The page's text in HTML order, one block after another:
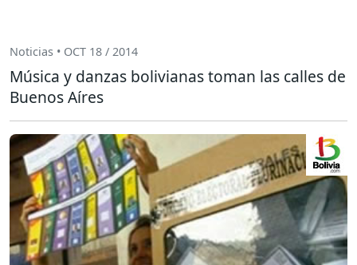
Noticias • OCT 18 / 2014
Música y danzas bolivianas toman las calles de
Buenos Aíres